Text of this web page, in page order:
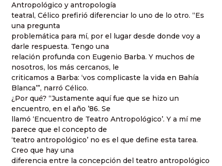
Antropológico y antropología
teatral, Célico prefirió diferenciar lo uno de lo otro. “Es
una pregunta
problemática para mí, por el lugar desde donde voy a
darle respuesta. Tengo una
relación profunda con Eugenio Barba. Y muchos de
nosotros, los más cercanos, le
criticamos a Barba: ‘vos complicaste la vida en Bahía
Blanca’”, narró Célico.
¿Por qué? “Justamente aquí fue que se hizo un
encuentro, en el año ’86. Se
llamó ‘Encuentro de Teatro Antropológico’. Y a mí me
parece que el concepto de
‘teatro antropológico’ no es el que define esta tarea.
Creo que hay una
diferencia entre la concepción del teatro antropológico